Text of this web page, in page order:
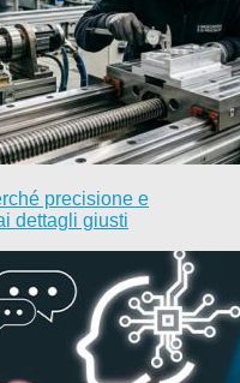
precisione e
dettagli giusti